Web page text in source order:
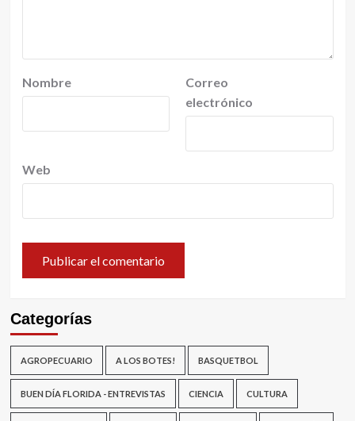
Nombre
Correo
electrónico
Web
Categorías
AGROPECUARIO A LOS BOTES! BASQUETBOL
BUEN DÍA FLORIDA - ENTREVISTAS CIENCIA CULTURA